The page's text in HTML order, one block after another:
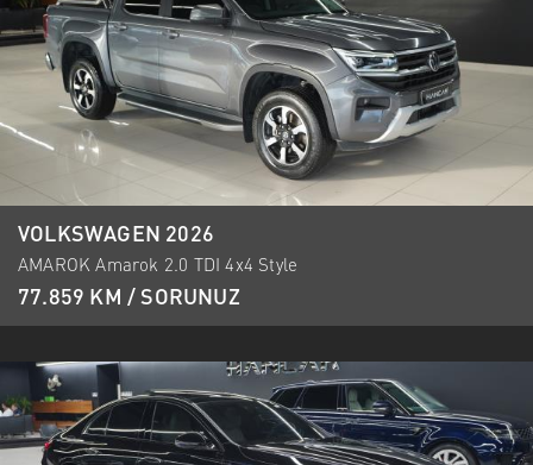
VOLKSWAGEN 2026
AMAROK Amarok 2.0 TDI 4x4 Style
77.859 KM / SORUNUZ